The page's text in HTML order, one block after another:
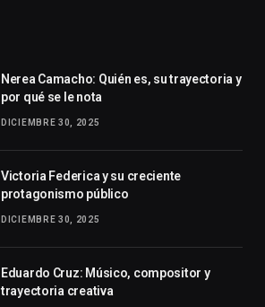
Nerea Camacho: Quién es, su trayectoria y
por qué se le nota
DICIEMBRE 30, 2025
Victoria Federica y su creciente
protagonismo público
DICIEMBRE 30, 2025
Eduardo Cruz: Músico, compositor y
trayectoria creativa